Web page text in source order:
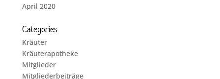
April 2020
Categories
Kräuter
Kräuterapotheke
Mitglieder
Mitgliederbeiträge